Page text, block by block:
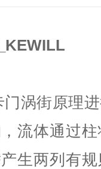
涡街原理
流体通过
生两列有